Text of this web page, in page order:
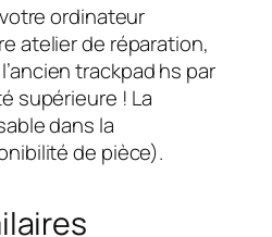
ordinateur
atelier de réparation,
trackpad hs par
supérieure ! La
dans la
de pièce).